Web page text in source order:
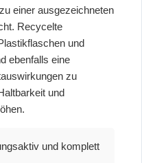
einer ausgezeichneten
Recycelte
und
ebenfalls eine
zu
und
und komplett